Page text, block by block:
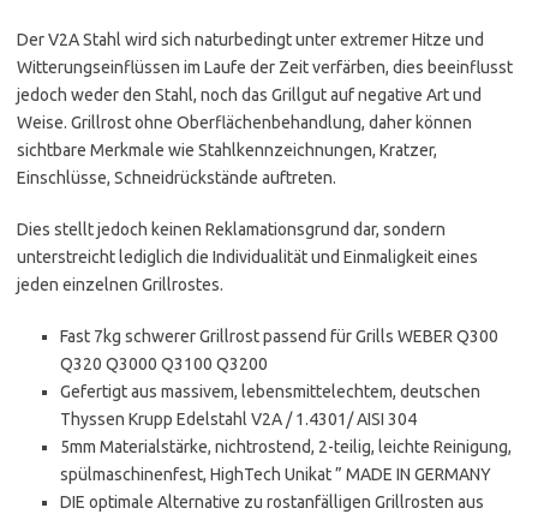
Der V2A Stahl wird sich naturbedingt unter extremer Hitze und
Witterungseinflüssen im Laufe der Zeit verfärben, dies beeinflusst
jedoch weder den Stahl, noch das Grillgut auf negative Art und
Weise. Grillrost ohne Oberflächenbehandlung, daher können
sichtbare Merkmale wie Stahlkennzeichnungen, Kratzer,
Einschlüsse, Schneidrückstände auftreten.
Dies stellt jedoch keinen Reklamationsgrund dar, sondern
unterstreicht lediglich die Individualität und Einmaligkeit eines
jeden einzelnen Grillrostes.
Fast 7kg schwerer Grillrost passend für Grills WEBER Q300
Q320 Q3000 Q3100 Q3200
Gefertigt aus massivem, lebensmittelechtem, deutschen
Thyssen Krupp Edelstahl V2A / 1.4301/ AISI 304
5mm Materialstärke, nichtrostend, 2-teilig, leichte Reinigung,
spülmaschinenfest, HighTech Unikat ” MADE IN GERMANY
DIE optimale Alternative zu rostanfälligen Grillrosten aus